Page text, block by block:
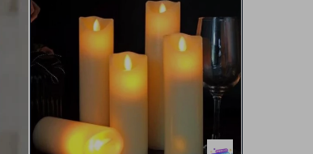
Medidas: 5cm x20 cm